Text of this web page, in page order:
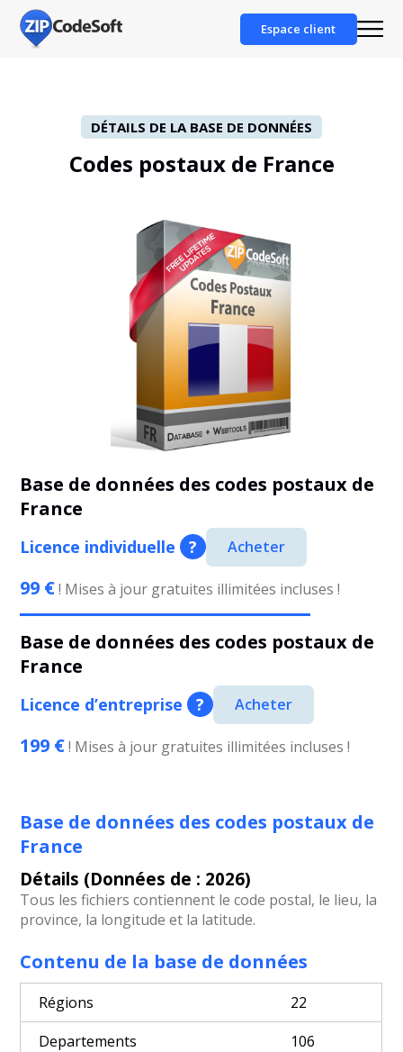
Espace client
DÉTAILS DE LA BASE DE DONNÉES
Codes postaux de France
Base de données des codes postaux de
France
Licence individuelle ? Acheter
99 €! Mises à jour gratuites illimitées incluses !
Base de données des codes postaux de
France
Licence d’entreprise ? Acheter
199 €! Mises à jour gratuites illimitées incluses !
Base de données des codes postaux de
France
Détails (Données de : 2026)
Tous les fichiers contiennent le code postal, le lieu, la
province, la longitude et la latitude.
Contenu de la base de données
Régions
22
Departements
106